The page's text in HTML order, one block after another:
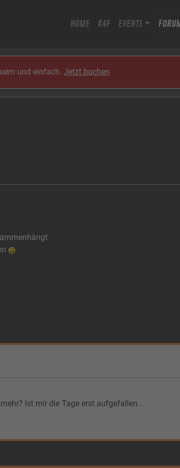
HOME R4F EVENTS
und einfach.Jetzt buchen
Ist mir die Tage erst aufgefallen...